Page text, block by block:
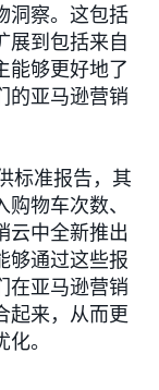
洞察。这包括
展到包括来自
能够更好地了
的亚马逊营销
标准报告，其
物车次数、
云中全新推出
够通过这些报
在亚马逊营销
起来，从而更
。